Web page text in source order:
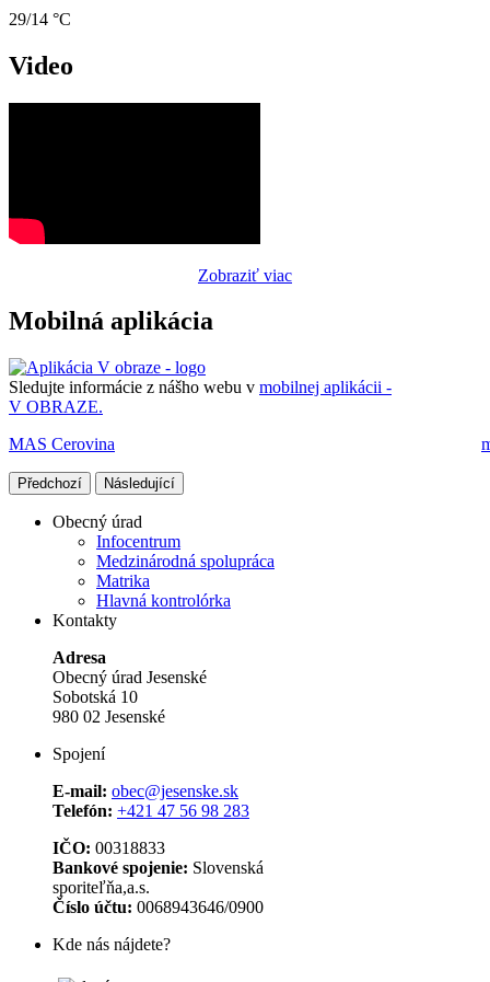
29/14 °C
Video
Zobraziť viac
Mobilná aplikácia
Sledujte informácie z nášho webu v mobilnej aplikácii -
V OBRAZE.
MAS Cerovina
Předchozí Následující
Obecný úrad
Infocentrum
Medzinárodná spolupráca
Matrika
Hlavná kontrolórka
Kontakty
Adresa
Obecný úrad Jesenské
Sobotská 10
980 02 Jesenské
Spojení
E-mail: obec@jesenske.sk
Telefón: +421 47 56 98 283
IČO: 00318833
Bankové spojenie: Slovenská
sporiteľňa,a.s.
Číslo účtu: 0068943646/0900
Kde nás nájdete?